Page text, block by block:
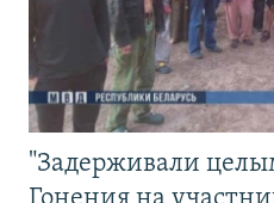
"Задерживали